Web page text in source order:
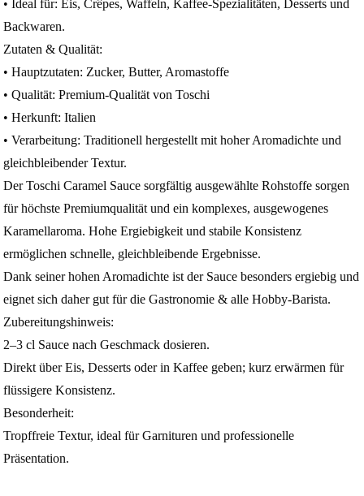
• Ideal für: Eis, Crêpes, Waffeln, Kaffee-Spezialitäten, Desserts und
Backwaren.
Zutaten & Qualität:
• Hauptzutaten: Zucker, Butter, Aromastoffe
• Qualität: Premium-Qualität von Toschi
• Herkunft: Italien
• Verarbeitung: Traditionell hergestellt mit hoher Aromadichte und
gleichbleibender Textur.
Der Toschi Caramel Sauce sorgfältig ausgewählte Rohstoffe sorgen
für höchste Premiumqualität und ein komplexes, ausgewogenes
Karamellaroma. Hohe Ergiebigkeit und stabile Konsistenz
ermöglichen schnelle, gleichbleibende Ergebnisse.
Dank seiner hohen Aromadichte ist der Sauce besonders ergiebig und
eignet sich daher gut für die Gastronomie & alle Hobby-Barista.
Zubereitungshinweis:
2–3 cl Sauce nach Geschmack dosieren.
Direkt über Eis, Desserts oder in Kaffee geben; kurz erwärmen für
flüssigere Konsistenz.
Besonderheit:
Tropffreie Textur, ideal für Garnituren und professionelle
Präsentation.